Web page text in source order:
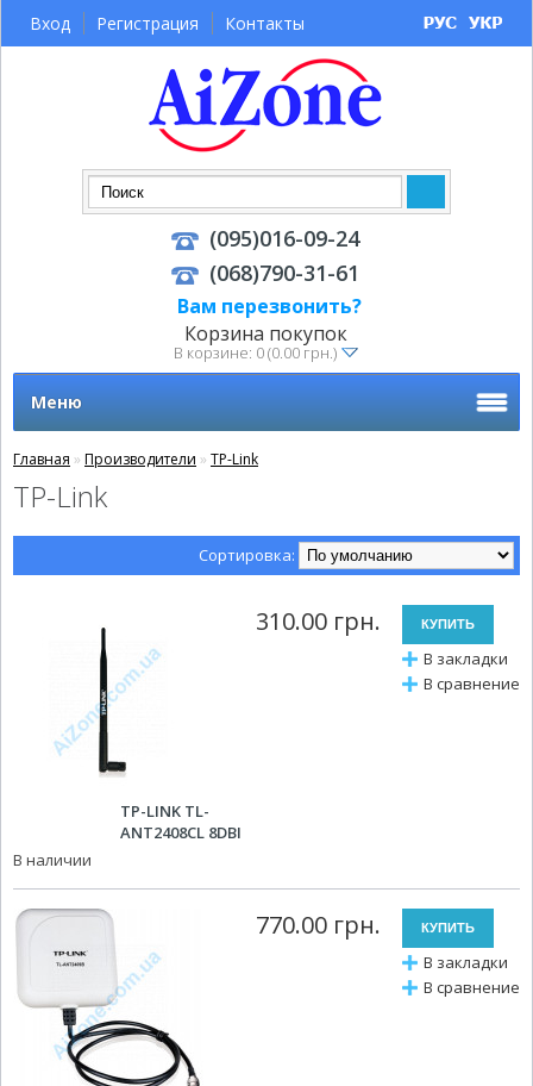
Корзина покупок
В корзине: 0 (0.00 грн.)
(095)016-09-24
(068)790-31-61
Вам перезвонить?
Вход Регистрация Контакты
Меню
Главная » Производители » TP-Link
TP-Link
Сортировка:
В закладки
В сравнение
310.00 грн.
TP-LINK TL-
ANT2408CL 8DBI
В наличии
В закладки
В сравнение
770.00 грн.